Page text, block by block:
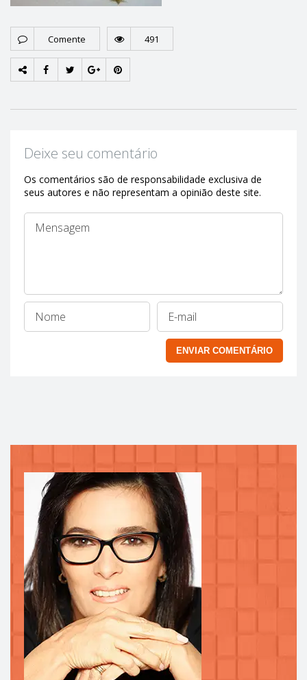
Comente 491
Deixe seu comentário
Os comentários são de responsabilidade exclusiva de
seus autores e não representam a opinião deste site.